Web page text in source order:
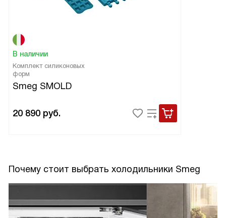
В наличии
Комплект силиконовых
форм
Smeg SMOLD
20 890 руб.
Почему стоит выбрать холодильники Smeg